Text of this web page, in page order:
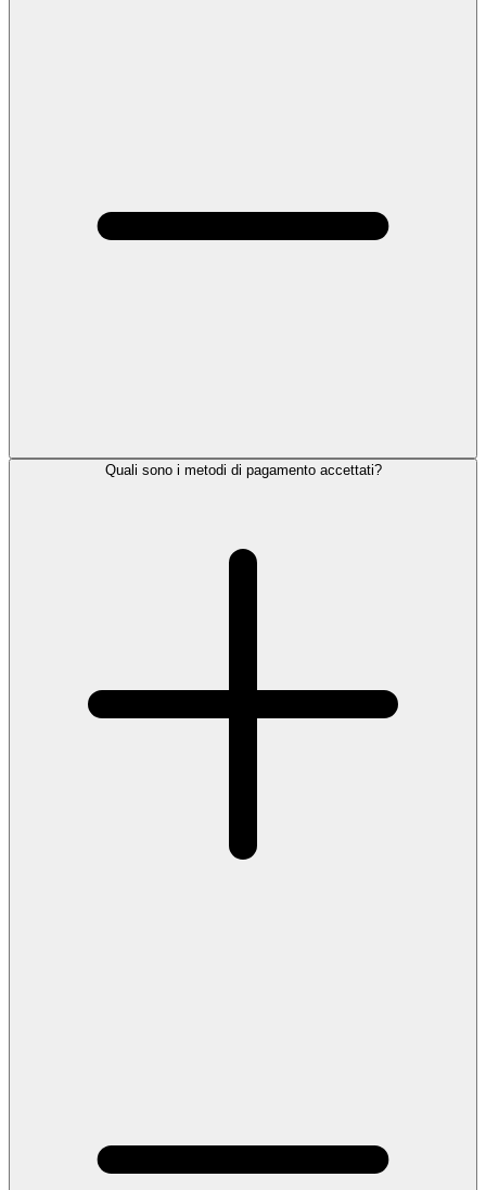
Quali sono i metodi di pagamento accettati?